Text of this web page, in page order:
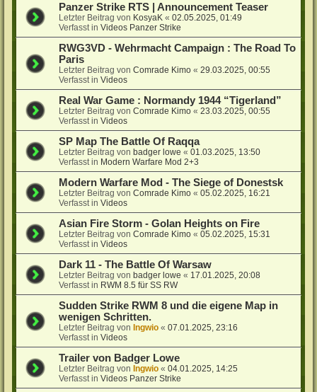
Panzer Strike RTS | Announcement Teaser
Letzter Beitrag von KosyaK «02.05.2025, 01:49
Verfasst inVideos Panzer Strike
RWG3VD - Wehrmacht Campaign : The Road To
Paris
Letzter Beitrag vonComrade Kimo «29.03.2025, 00:55
Verfasst inVideos
Real War Game : Normandy 1944 “Tigerland”
Letzter Beitrag vonComrade Kimo «23.03.2025, 00:55
Verfasst inVideos
SP Map The Battle Of Raqqa
Letzter Beitrag vonbadger lowe «01.03.2025, 13:50
Verfasst in Modern Warfare Mod 2+3
Modern Warfare Mod - The Siege of Donestsk
Letzter Beitrag vonComrade Kimo «05.02.2025, 16:21
Verfasst inVideos
Asian Fire Storm - Golan Heights on Fire
Letzter Beitrag vonComrade Kimo «05.02.2025, 15:31
Verfasst inVideos
Dark 11 - The Battle Of Warsaw
Letzter Beitrag vonbadger lowe « 17.01.2025, 20:08
Verfasst in RWM 8.5 für SS RW
Sudden Strike RWM 8 und die eigene Map in
wenigen Schritten.
Letzter Beitrag vonIngwio «07.01.2025, 23:16
Verfasst inVideos
Trailer von Badger Lowe
Letzter Beitrag vonIngwio «04.01.2025, 14:25
Verfasst inVideos Panzer Strike